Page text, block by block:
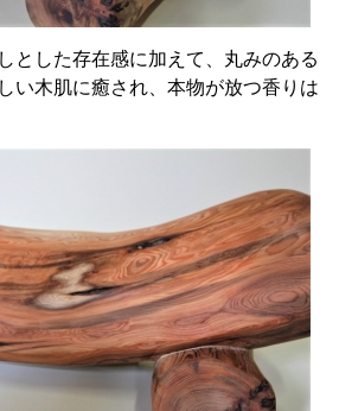
とした存在感に加えて、丸みのある
い木肌に癒され、本物が放つ香りは